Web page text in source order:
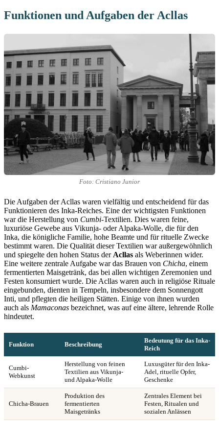
Funktionen und Aufgaben der Acllas
Foto: Cristiano Junior
Die Aufgaben der Acllas waren vielfältig und entscheidend für das
Funktionieren des Inka-Reiches. Eine der wichtigsten Funktionen
war die Herstellung von Cumbi-Textilien. Dies waren feine,
luxuriöse Gewebe aus Vikunja- oder Alpaka-Wolle, die für den
Inka, die königliche Familie, hohe Beamte und für rituelle Zwecke
bestimmt waren. Die Qualität dieser Textilien war außergewöhnlich
und spiegelte den hohen Status der Acllas als Weberinnen wider.
Eine weitere zentrale Aufgabe war das Brauen von Chicha, einem
fermentierten Maisgetränk, das bei allen wichtigen Zeremonien und
Festen konsumiert wurde. Die Acllas waren auch in religiöse Rituale
eingebunden, dienten in Tempeln, insbesondere dem Sonnengott
Inti, und pflegten die heiligen Stätten. Einige von ihnen wurden
auch als Mamaconas bezeichnet, was auf eine ältere, lehrende Rolle
hindeutet.
Funktion Beschreibung
Bedeutung für das Inka-
Reich
Cumbi-
Webkunst
Herstellung von feinen
Textilien aus Vikunja-
und Alpaka-Wolle
Luxusgüter für den Inka-
Adel, rituelle Opfer,
Geschenke
Chicha-Brauen
Produktion des
fermentierten
Maisgetränks
Zentrales Element bei
Festen, Ritualen und
sozialen Anlässen